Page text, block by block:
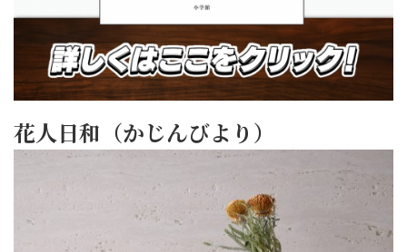
花人日和（かじんびより）